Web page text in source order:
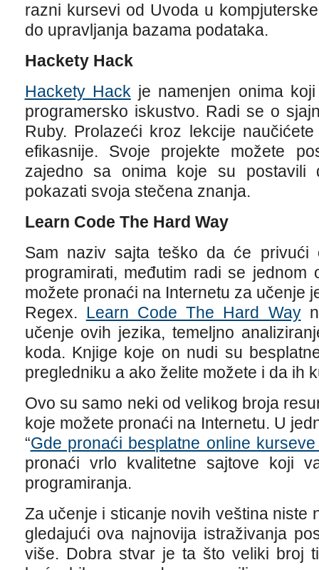
razni kursevi od Uvoda u
do upravljanja bazama podataka.
Hackety Hack
Hackety Hack je namenjen onima
programersko iskustvo. Radi se o
Ruby. Prolazeći kroz lekcije
efikasnije. Svoje projekte možete
zajedno sa onima koje su postavili
pokazati svoja stečena znanja.
Learn Code The Hard Way
Sam naziv sajta teško da će
programirati, međutim radi se jednom
možete pronaći na Internetu za učenje
Regex. Learn Code The Hard Way
učenje ovih jezika, temeljno
koda. Knjige koje on nudi su
pregledniku a ako želite možete i da ih
Ovo su samo neki od velikog broja
koje možete pronaći na Internetu. U
“Gde pronaći besplatne online
pronaći vrlo kvalitetne sajtove koji
programiranja.
Za učenje i sticanje novih veština niste
gledajući ova najnovija istraživanja
više. Dobra stvar je ta što veliki broj